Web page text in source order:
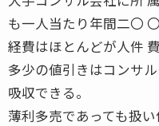
も一人当たり年間二〇
経費はほとんどが人件 費
多少の値引きはコンサ
吸収できる。
薄利多売であっても扱